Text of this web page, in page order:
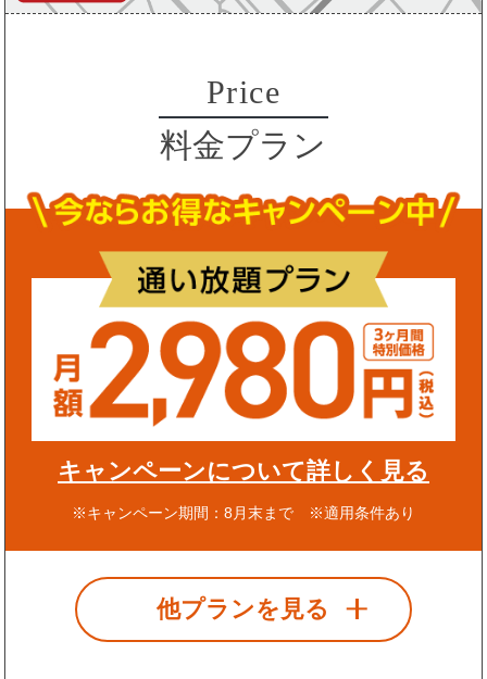
Price
料金プラン
キャンペーンについて詳しく見る
※キャンペーン期間：8月末まで ※適用条件あり
他プランを見る